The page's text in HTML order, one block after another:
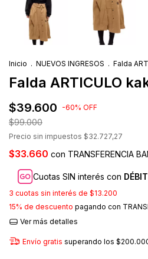
Inicio . NUEVOS INGRESOS . Falda
Falda ARTICULO
$39.600 -60% OFF
$99.000
Precio sin impuestos $32.727,27
$33.660 con TRANSFERENCIA
Cuotas SIN interés con
3 cuotas sin interés de $13.200
15% de descuento pagando con
Ver más detalles
Envío gratis superando los